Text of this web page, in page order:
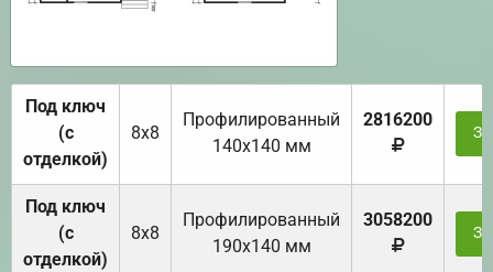
Под ключ
(с
отделкой)
8х8
Профилированный
140х140 мм
2816200
Под ключ
(с
отделкой)
8х8
Профилированный
190х140 мм
3058200